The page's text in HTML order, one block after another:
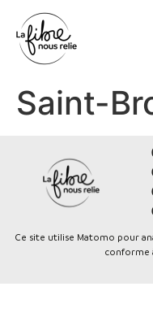
Saint-
Ce site utilise Matomo pour
conforme
Panneau de gestion des